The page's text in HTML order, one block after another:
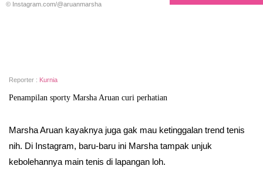
© Instagram.com/@aruanmarsha
Reporter : Kurnia
Penampilan sporty Marsha Aruan curi perhatian
Marsha Aruan kayaknya juga gak mau ketinggalan trend tenis
nih. Di Instagram, baru-baru ini Marsha tampak unjuk
kebolehannya main tenis di lapangan loh.